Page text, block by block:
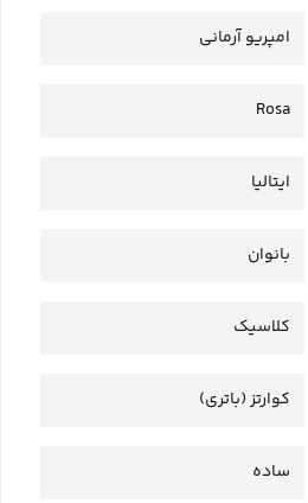
امپریو آرمانی
Rosa
ایتالیا
بانوان
کلاسیک
کوارتز (باتری)
ساده